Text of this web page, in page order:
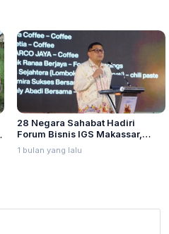
28 Negara Sahabat Hadiri
Forum Bisnis IGS Makassar,
Munafri Tawarkan Investasi
Stadion Untia
1 bulan yang lalu